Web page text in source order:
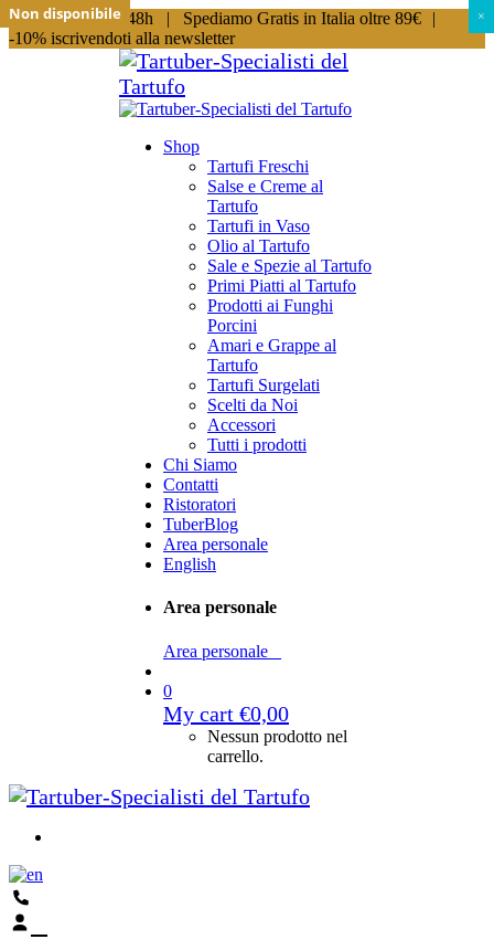
Spedizioni in 24/48h | Spediamo Gratis in Italia oltre 89€
|
-10% iscrivendoti alla newsletter
Shop
Tartufi Freschi
Salse e Creme al
Tartufo
Tartufi in Vaso
Olio al Tartufo
Sale e Spezie al Tartufo
Primi Piatti al Tartufo
Prodotti ai Funghi
Porcini
Amari e Grappe al
Tartufo
Tartufi Surgelati
Scelti da Noi
Accessori
Tutti i prodotti
Chi Siamo
Contatti
Ristoratori
TuberBlog
Area personale
English
Area personale
Area personale
0
My cart €0,00
Nessun prodotto nel
carrello.
Non disponibile
Non disponibile
Non disponibile
Non disponibile ×
×